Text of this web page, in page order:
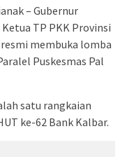
– Gubernur
TP PKK Provinsi
membuka lomba
Puskesmas Pal
satu rangkaian
ke-62 Bank Kalbar.